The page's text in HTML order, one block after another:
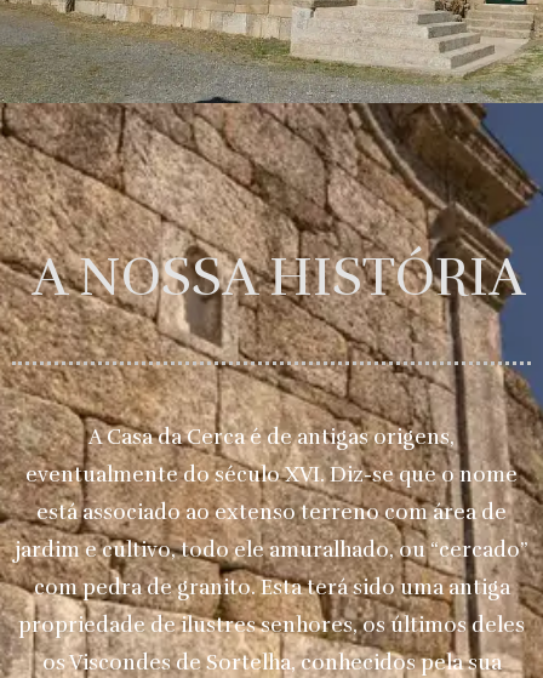
A NOSSA HISTÓRIA
A Casa da Cerca é de antigas origens,
eventualmente do século XVI. Diz-se que o nome
está associado ao extenso terreno com área de
jardim e cultivo, todo ele amuralhado, ou “cercado”
com pedra de granito. Esta terá sido uma antiga
propriedade de ilustres senhores, os últimos deles
os Viscondes de Sortelha, conhecidos pela sua